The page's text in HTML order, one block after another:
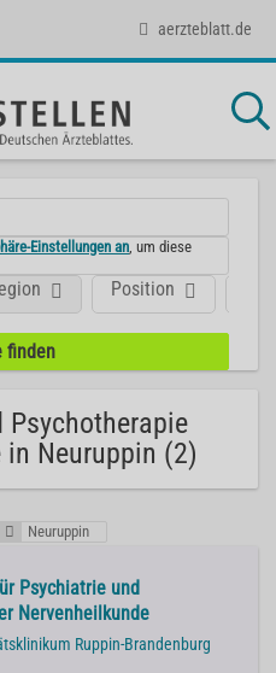
aerzteblatt.de
Einstellungen an , um diese
Position
in Neuruppin (2)
Neuruppin
Psychiatrie und
Nervenheilkunde
Ruppin-Brandenburg